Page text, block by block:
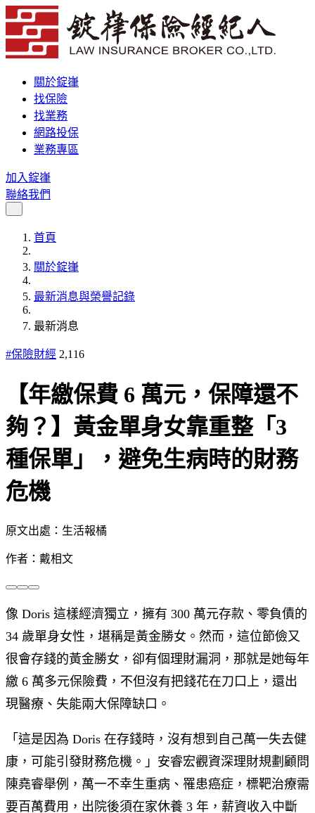
關於錠嵂
找保險
找業務
網路投保
業務專區
加入錠嵂
聯絡我們
首頁
關於錠嵂
最新消息與榮譽記錄
最新消息
#保險財經 2,116
【年繳保費 6 萬元，保障還不
夠？】黃金單身女靠重整「3
種保單」，避免生病時的財務
危機
原文出處：生活報橘
作者：戴相文
像 Doris 這樣經濟獨立，擁有 300 萬元存款、零負債的
34 歲單身女性，堪稱是黃金勝女。然而，這位節儉又
很會存錢的黃金勝女，卻有個理財漏洞，那就是她每年
繳 6 萬多元保險費，不但沒有把錢花在刀口上，還出
現醫療、失能兩大保障缺口。
「這是因為 Doris 在存錢時，沒有想到自己萬一失去健
康，可能引發財務危機。」安睿宏觀資深理財規劃顧問
陳堯睿舉例，萬一不幸生重病、罹患癌症，標靶治療需
要百萬費用，出院後須在家休養 3 年，薪資收入中斷